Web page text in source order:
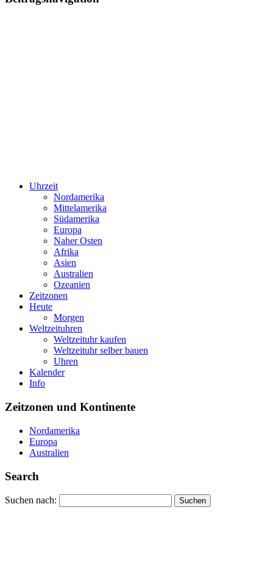
Uhrzeit
Nordamerika
Mittelamerika
Südamerika
Europa
Naher Osten
Afrika
Asien
Australien
Ozeanien
Zeitzonen
Heute
Morgen
Weltzeituhren
Weltzeituhr kaufen
Weltzeituhr selber bauen
Uhren
Kalender
Info
Zeitzonen und Kontinente
Nordamerika
Europa
Australien
Search
Suchen nach: